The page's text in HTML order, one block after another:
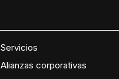
Servicios
Alianzas corporativas